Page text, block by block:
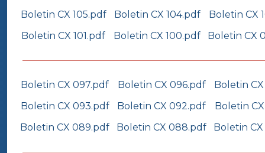
Boletin CX 105.pdf
Boletin CX 104.pdf
Boletin CX
Boletin CX 101.pdf
Boletin CX 100.pdf Boletin CX
Boletin CX 097.pdf Boletin CX 096.pdf
Boletin
Boletin CX 093.pdf
Boletin CX 092.pdf
Boletin
Boletin CX 089.pdf
Boletin CX 088.pdf Boletin